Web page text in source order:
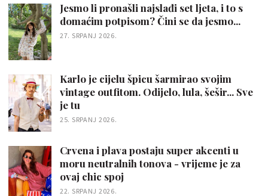
Jesmo li pronašli najslađi set ljeta, i to s
domaćim potpisom? Čini se da jesmo...
27. SRPANJ 2026.
Karlo je cijelu špicu šarmirao svojim
vintage outfitom. Odijelo, lula, šešir... Sve
je tu
25. SRPANJ 2026.
Crvena i plava postaju super akcenti u
moru neutralnih tonova - vrijeme je za
ovaj chic spoj
22. SRPANJ 2026.